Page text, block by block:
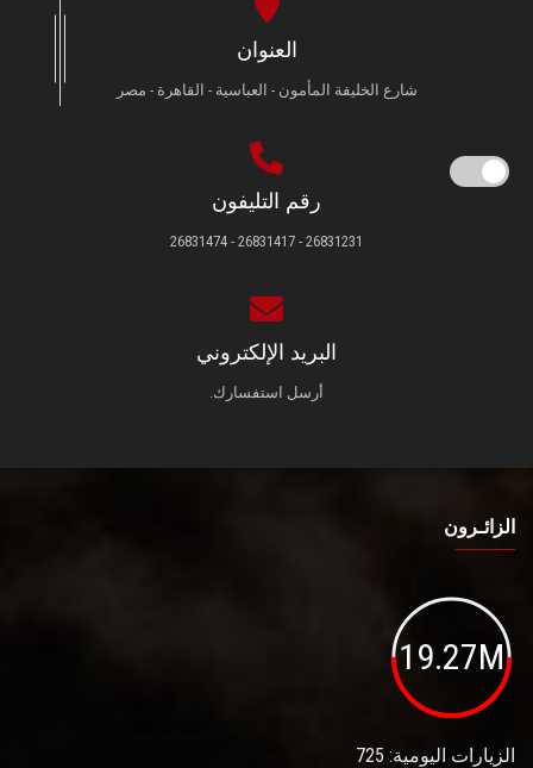
العنوان
شارع الخليفة المأمون - العباسية - القاهرة - مصر
رقم التليفون
26831231 - 26831417 - 26831474
البريد الإلكتروني
أرسل استفسارك.
الزائـرون
19.27M
الزيارات اليومية: 725